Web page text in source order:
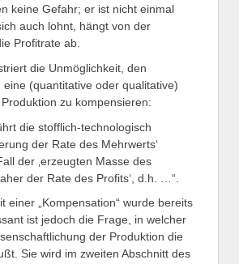
keine Gefahr; er ist nicht einmal
auch lohnt, hängt von der
Profitrate ab.
die Unmöglichkeit, den
(quantitative oder qualitative)
zu kompensieren:
die stofflich-technologisch
der Rate des Mehrwerts‘
der ‚erzeugten Masse des
der Rate des Profits‘, d.h. …“.
einer „Kompensation“ wurde bereits
ist jedoch die Frage, in welcher
der Produktion die
Sie wird im zweiten Abschnitt des